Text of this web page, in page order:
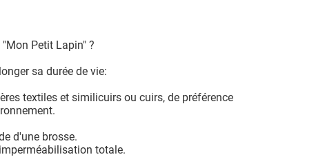
Petit Lapin" ?
sa durée de vie:
textiles et similicuirs ou cuirs, de préférence
d'une brosse.
totale.